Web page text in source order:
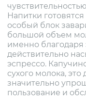
Напитки
особый блок
большой объем
именно
действительно
эспрессо.
сухого молока,
значительно
пользование и